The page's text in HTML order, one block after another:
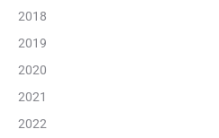
2018
2019
2020
2021
2022